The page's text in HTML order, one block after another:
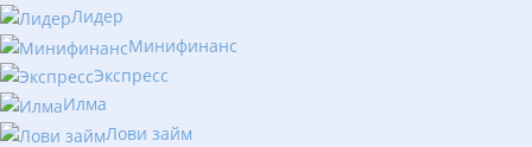
Лидер
Минифинанс
Экспресс
Илма
Лови займ